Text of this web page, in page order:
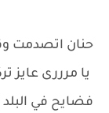
حنان اتصدمت
يا مرررى عايز
فضايح في البلد